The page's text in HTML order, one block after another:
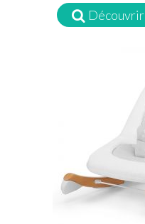
Découvrir